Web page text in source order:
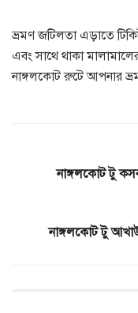
ভ্রমণ জটিলতা এড়াতে
এবং সাথে থাকা
নাঙ্গলকোট রুটে আপনার
নাঙ্গলকোট টু
নাঙ্গলকোট টু